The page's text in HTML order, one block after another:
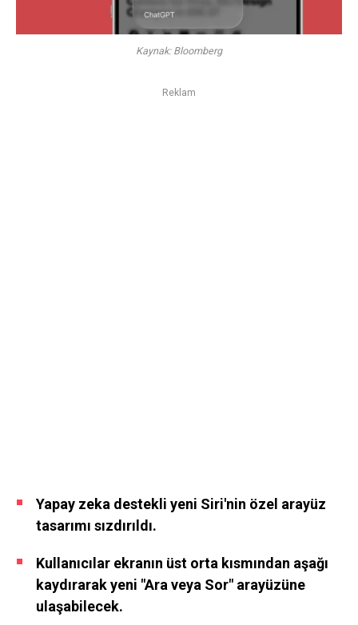
Kaynak: Bloomberg
Reklam
Yapay zeka destekli yeni Siri'nin özel arayüz
tasarımı sızdırıldı.
Kullanıcılar ekranın üst orta kısmından aşağı
kaydırarak yeni "Ara veya Sor" arayüzüne
ulaşabilecek.